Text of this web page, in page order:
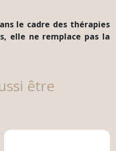
le cadre des thérapies
elle ne remplace pas la
être